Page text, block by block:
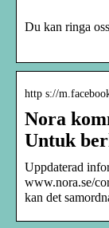
Du kan ringa
http s://
Nora
Untuk
Uppdaterad
www.nora.se/
kan det